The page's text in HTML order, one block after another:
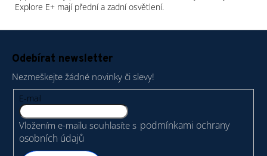
Explore E+ mají přední a zadní osvětlení.
Odebírat newsletter
Nezmeškejte žádné novinky či slevy!
E-mail
Vložením e-mailu souhlasíte s podmínkami ochrany
osobních údajů